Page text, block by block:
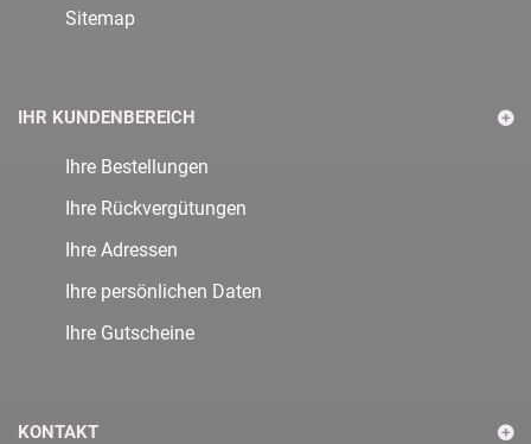
Sitemap
IHR KUNDENBEREICH
Ihre Bestellungen
Ihre Rückvergütungen
Ihre Adressen
Ihre persönlichen Daten
Ihre Gutscheine
KONTAKT